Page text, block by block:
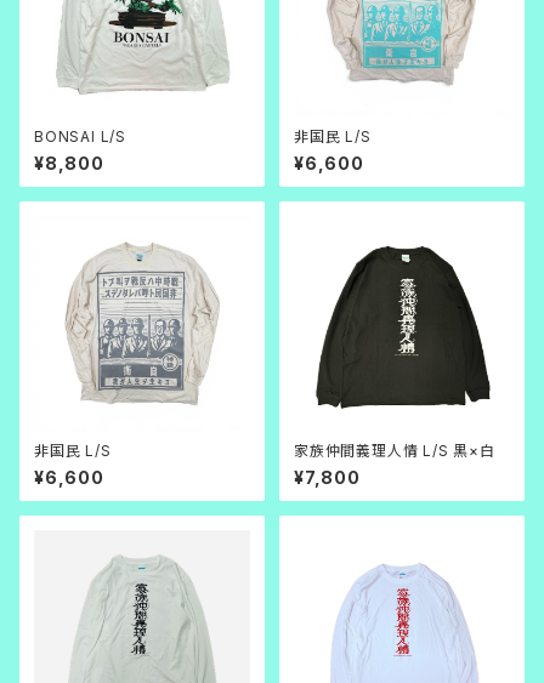
BONSAI L/S
¥8,800
非国民 L/S
¥6,600
非国民 L/S
¥6,600
家族仲間義理人情 L/S 黒×白
¥7,800